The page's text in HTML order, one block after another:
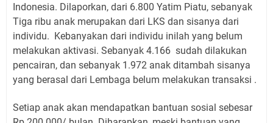
Indonesia. Dilaporkan, dari 6.800 Yatim Piatu, sebanyak
Tiga ribu anak merupakan dari LKS dan sisanya dari
individu. Kebanyakan dari individu inilah yang belum
melakukan aktivasi. Sebanyak 4.166 sudah dilakukan
pencairan, dan sebanyak 1.972 anak ditambah sisanya
yang berasal dari Lembaga belum melakukan transaksi .
Setiap anak akan mendapatkan bantuan sosial sebesar